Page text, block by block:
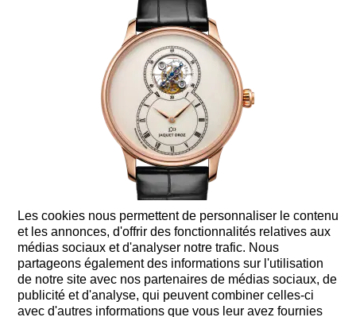
Les cookies nous permettent de personnaliser le contenu
et les annonces, d'offrir des fonctionnalités relatives aux
médias sociaux et d'analyser notre trafic. Nous
partageons également des informations sur l'utilisation
de notre site avec nos partenaires de médias sociaux, de
publicité et d'analyse, qui peuvent combiner celles-ci
avec d'autres informations que vous leur avez fournies
GRANDE SECONDE
TOURBILLON